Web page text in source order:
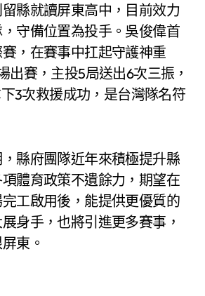
縣就讀屏東高中，目前效力
守備位置為投手。吳俊偉首
，在賽事中扛起守護神重
出賽，主投5局送出6次三振，
3次救援成功，是台灣隊名符
縣府團隊近年來積極提升縣
體育政策不遺餘力，期望在
工啟用後，能提供更優質的
身手，也將引進更多賽事，
東。